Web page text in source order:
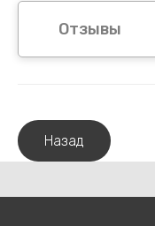
Отзывы
Назад